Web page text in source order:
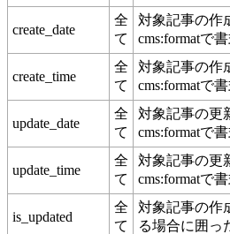
create_date
全
て
対象記事の作
cms:formatで
create_time
全
て
対象記事の作
cms:formatで
update_date
全
て
対象記事の更
cms:formatで
update_time
全
て
対象記事の更
cms:formatで
is_updated
全
て
対象記事の作
る場合に囲っ